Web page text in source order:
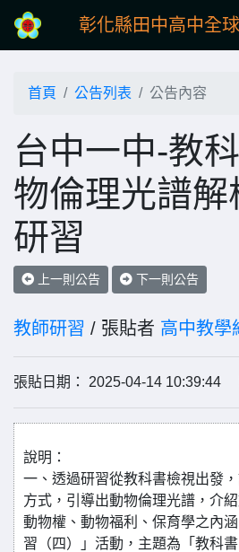
彰化縣田中高中全
首頁 公告列表 公告內容
台中一中-教
物倫理光譜解
研習
上一則公告 下一則公告
教師研習 / 張貼者 高中教學
張貼日期： 2025-04-14 10:39:44
說明：
一、透過研習從教科書檢視出發
方式，引導出動物倫理光譜，介
動物權、動物福利、保育學之內
習（四）」活動，主題為「教科